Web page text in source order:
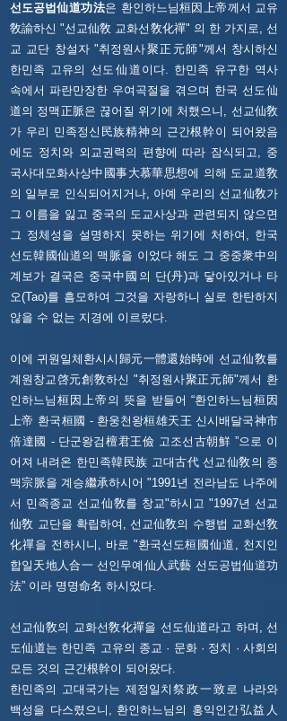
선도공법仙道功法은 환인하느님桓因上帝께서 교유
敎諭하신 "선교仙敎 교화선敎化禪" 의 한 가지로, 선
교 교단 창설자 "취정원사聚正元師"께서 창시하신
한민족 고유의 선도仙道이다. 한민족 유구한 역사
속에서 파란만장한 우여곡절을 겪으며 한국 선도仙
道의 정맥正脈은 끊어질 위기에 처했으니, 선교仙敎
가 우리 민족정신民族精神의 근간根幹이 되어왔음
에도 정치와 외교권력의 편향에 따라 잠식되고, 중
국사대모화사상中國事大慕華思想에 의해 도교道敎
의 일부로 인식되어지거나, 아예 우리의 선교仙敎가
그 이름을 잃고 중국의 도교사상과 관련되지 않으면
그 정체성을 설명하지 못하는 위기에 처하여, 한국
선도韓國仙道의 맥脈을 이었다 해도 그 중중衆中의
계보가 결국은 중국中國의 단(丹)과 닿아있거나 타
오(Tao)를 흠모하여 그것을 자랑하니 실로 한탄하지
않을 수 없는 지경에 이르렀다.
이에 귀원일체환시시歸元一體還始時에 선교仙敎를
계원창교啓元創敎하신 "취정원사聚正元師"께서 환
인하느님桓因上帝의 뜻을 받들어 “환인하느님桓因
上帝 환국桓國 - 환웅천왕桓雄天王 신시배달국神市
倍達國 - 단군왕검檀君王儉 고조선古朝鮮 ”으로 이
어져 내려온 한민족韓民族 고대古代 선교仙敎의 종
맥宗脈을 계승繼承하시어 "1991년 전라남도 나주에
서 민족종교 선교仙敎를 창교"하시고 "1997년 선교
仙敎 교단을 확립하여, 선교仙敎의 수행법 교화선敎
化禪을 전하시니, 바로 "환국선도桓國仙道, 천지인
합일天地人合一 선인무예仙人武藝 선도공법仙道功
法” 이라 명명命名 하시었다.
선교仙敎의 교화선敎化禪을 선도仙道라고 하며, 선
도仙道는 한민족 고유의 종교 · 문화 · 정치 · 사회의
모든 것의 근간根幹이 되어왔다.
한민족의 고대국가는 제정일치祭政一致로 나라와
백성을 다스렸으니, 환인하느님의 홍익인간弘益人